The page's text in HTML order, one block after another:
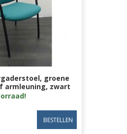
groene
armleuning, zwart